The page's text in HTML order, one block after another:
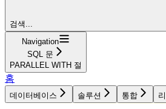
검색...
Navigation
SQL 문
PARALLEL WITH 절
홈
데이터베이스 솔루션 통합